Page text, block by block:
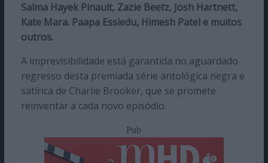
Salma Hayek Pinault, Zazie Beetz, Josh Hartnett,
Kate Mara. Paapa Essiedu, Himesh Patel e muitos
outros.
A imprevisibilidade está garantida no aguardado
regresso desta premiada série antológica negra e
satírica de Charlie Brooker, que se promete
reinventar a cada novo episódio.
Pub